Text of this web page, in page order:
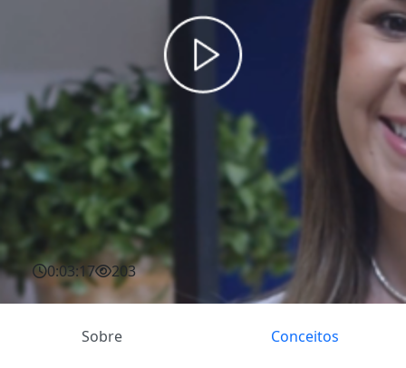
0:03:17 203
Sobre Conceitos